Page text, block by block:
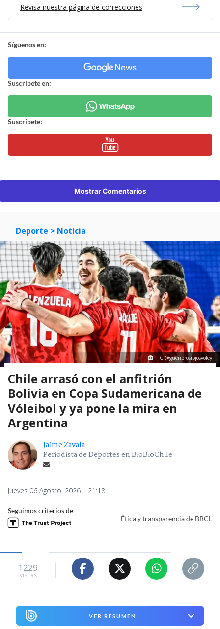
Revisa nuestra página de correcciones
Síguenos en:
Suscríbete en:
Suscríbete:
Mostrar Comentarios
Deporte > Noticia
IG @guerrerosrojosvoley
Chile arrasó con el anfitrión
Bolivia en Copa Sudamericana de
Vóleibol y ya pone la mira en
Argentina
Jaime Zavala
Periodista de Deportes en BioBioChile
Jueves 06 Agosto, 2026 | 21:18
Seguimos criterios de
Ética y transparencia de BBCL
1229
visitas
VER RESUMEN